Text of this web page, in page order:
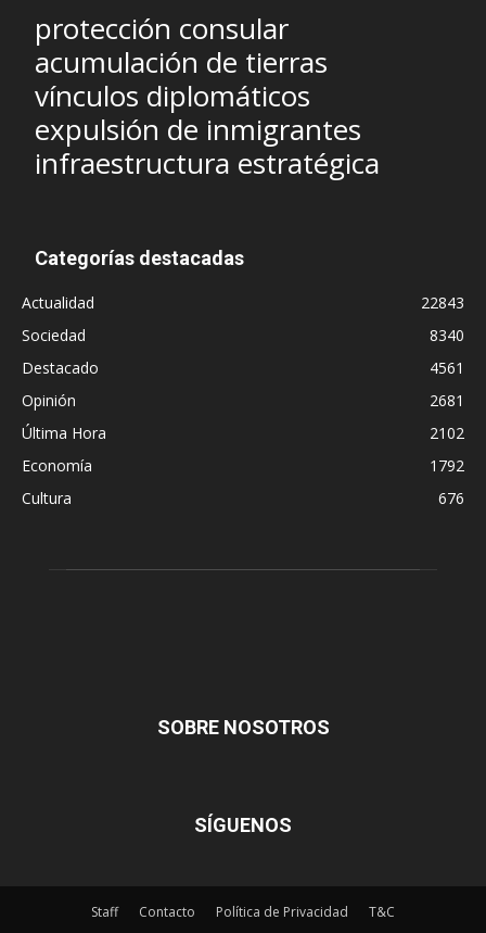
protección consular
acumulación de tierras
vínculos diplomáticos
expulsión de inmigrantes
infraestructura estratégica
Categorías destacadas
Actualidad
22843
Sociedad
8340
Destacado
4561
Opinión
2681
Última Hora
2102
Economía
1792
Cultura
676
SOBRE NOSOTROS
SÍGUENOS
Staff Contacto Política de Privacidad T&C